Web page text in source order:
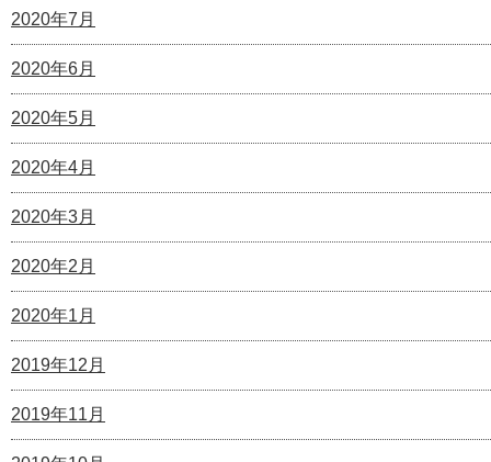
2020年7月
2020年6月
2020年5月
2020年4月
2020年3月
2020年2月
2020年1月
2019年12月
2019年11月